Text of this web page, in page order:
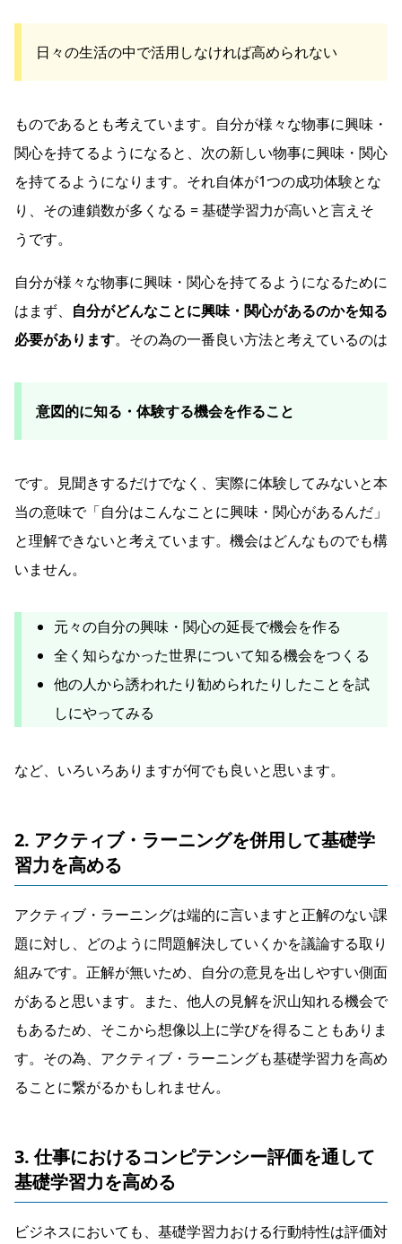
日々の生活の中で活用しなければ高められない
ものであるとも考えています。自分が様々な物事に興味・
関心を持てるようになると、次の新しい物事に興味・関心
を持てるようになります。それ自体が1つの成功体験とな
り、その連鎖数が多くなる = 基礎学習力が高いと言えそ
うです。
自分が様々な物事に興味・関心を持てるようになるために
はまず、 自分がどんなことに興味・関心があるのかを知る
必要があります。その為の一番良い方法と考えているのは
意図的に知る・体験する機会を作ること
です。見聞きするだけでなく、実際に体験してみないと本
当の意味で「自分はこんなことに興味・関心があるんだ」
と理解できないと考えています。機会はどんなものでも構
いません。
元々の自分の興味・関心の延長で機会を作る
全く知らなかった世界について知る機会をつくる
他の人から誘われたり勧められたりしたことを試
しにやってみる
など、いろいろありますが何でも良いと思います。
2. アクティブ・ラーニングを併用して基礎学
習力を高める
アクティブ・ラーニングは端的に言いますと正解のない課
題に対し、どのように問題解決していくかを議論する取り
組みです。正解が無いため、自分の意見を出しやすい側面
があると思います。また、他人の見解を沢山知れる機会で
もあるため、そこから想像以上に学びを得ることもありま
す。その為、アクティブ・ラーニングも基礎学習力を高め
ることに繋がるかもしれません。
3. 仕事におけるコンピテンシー評価を通して
基礎学習力を高める
ビジネスにおいても、基礎学習力おける行動特性は評価対